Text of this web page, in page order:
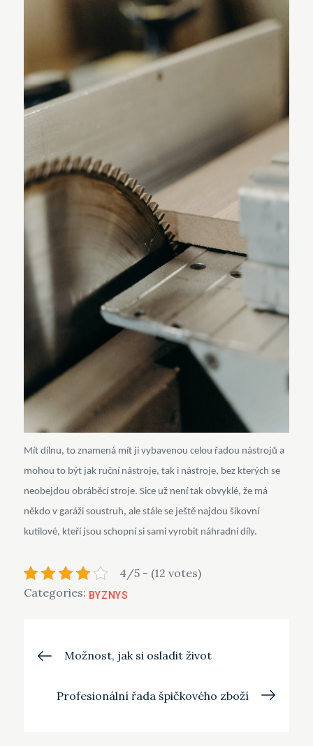
Mít dílnu, to znamená mít ji vybavenou celou řadou nástrojů a
mohou to být jak ruční nástroje, tak i nástroje, bez kterých se
neobejdou obráběcí stroje. Sice už není tak obvyklé, že má
někdo v garáži soustruh, ale stále se ještě najdou šikovní
kutilové, kteří jsou schopní si sami vyrobit náhradní díly.
4/5 - (12 votes)
Categories: BYZNYS
Navigace
pro
Možnost, jak si osladit život
Profesionální řada špičkového zboží